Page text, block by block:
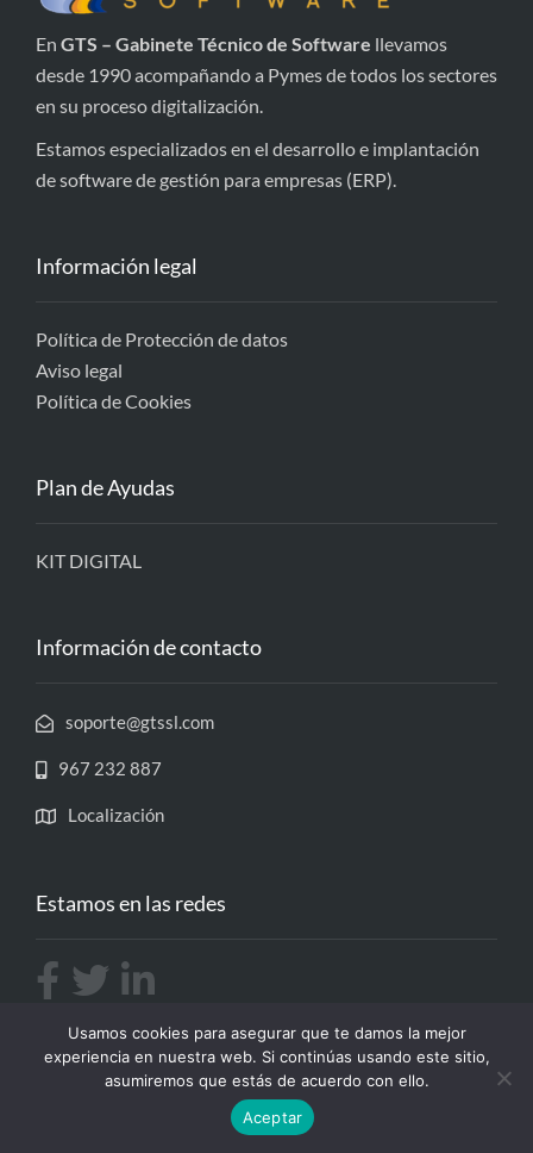
En GTS – Gabinete Técnico de Software llevamos
desde 1990 acompañando a Pymes de todos los sectores
en su proceso digitalización.
Estamos especializados en el desarrollo e implantación
de software de gestión para empresas (ERP).
Información legal
Política de Protección de datos
Aviso legal
Política de Cookies
Plan de Ayudas
KIT DIGITAL
Información de contacto
soporte@gtssl.com
967 232 887
Localización
Estamos en las redes
Usamos cookies para asegurar que te damos la mejor
experiencia en nuestra web. Si continúas usando este sitio,
asumiremos que estás de acuerdo con ello.
Aceptar